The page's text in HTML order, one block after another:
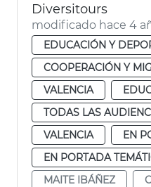
Diversitours
modificado hace 4
EDUCACIÓN Y
COOPERACIÓN Y
VALENCIA
TODAS LAS
VALENCIA
EN
EN PORTADA
MAITE IBÁÑEZ